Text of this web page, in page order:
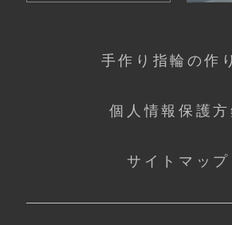
手作り指輪の作
個人情報保護方
サイトマップ